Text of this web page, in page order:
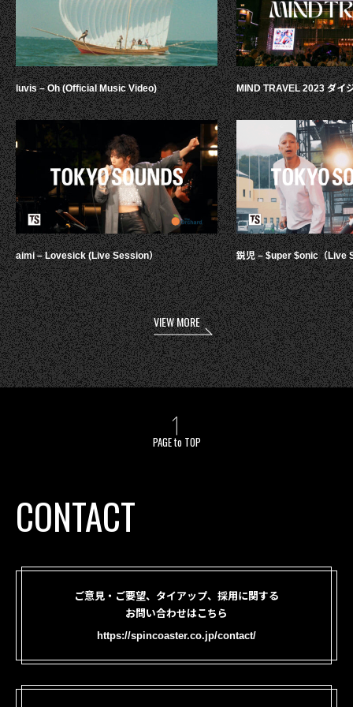
luvis – Oh (Official Music Video)
aimi – Lovesick (Live Session）
MIND TRAVEL 2023 ダイ
鋭児 – $uper $onic（Live
VIEW MORE
PAGE to TOP
CONTACT
ご意見・ご要望、タイアップ、採用に関する
お問い合わせはこちら
https://spincoaster.co.jp/contact/